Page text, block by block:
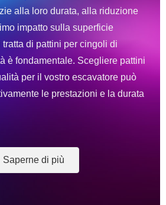
alla loro durata, alla riduzione
impatto sulla superficie
di pattini per cingoli di
è fondamentale. Scegliere pattini
per il vostro escavatore può
le prestazioni e la durata
Saperne di più